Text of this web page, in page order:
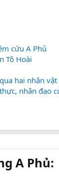
cứu A Phủ
Tô Hoài
hai nhân vật
nhân đạo
A Phủ: